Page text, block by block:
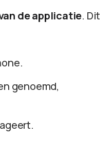
de applicatie. Dit
genoemd,